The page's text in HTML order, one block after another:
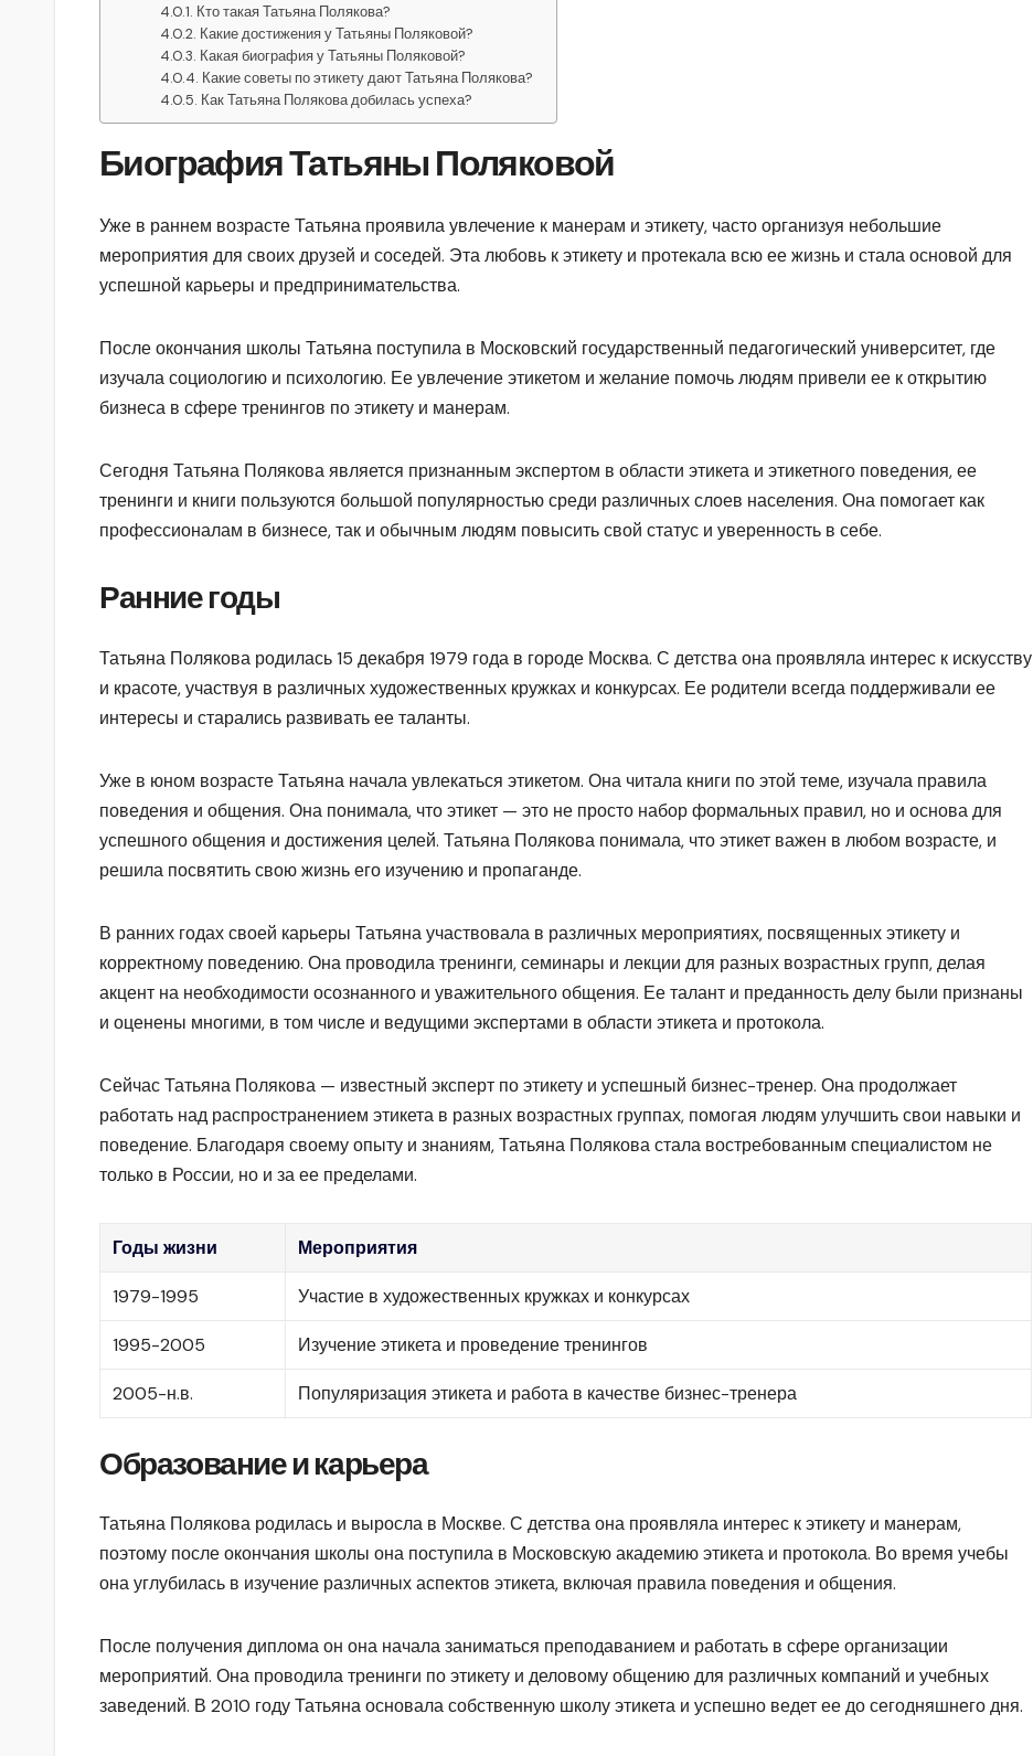
Кто такая Татьяна Полякова?
Какие достижения у Татьяны Поляковой?
Какая биография у Татьяны Поляковой?
Какие советы по этикету дают Татьяна Полякова?
Как Татьяна Полякова добилась успеха?
Биография Татьяны Поляковой
Уже в раннем возрасте Татьяна проявила увлечение к манерам и этикету, часто организуя небольшие
мероприятия для своих друзей и соседей. Эта любовь к этикету и протекала всю ее жизнь и стала основой для
успешной карьеры и предпринимательства.
После окончания школы Татьяна поступила в Московский государственный педагогический университет, где
изучала социологию и психологию. Ее увлечение этикетом и желание помочь людям привели ее к открытию
бизнеса в сфере тренингов по этикету и манерам.
Сегодня Татьяна Полякова является признанным экспертом в области этикета и этикетного поведения, ее
тренинги и книги пользуются большой популярностью среди различных слоев населения. Она помогает как
профессионалам в бизнесе, так и обычным людям повысить свой статус и уверенность в себе.
Ранние годы
Татьяна Полякова родилась 15 декабря 1979 года в городе Москва. С детства она проявляла интерес к искусству
и красоте, участвуя в различных художественных кружках и конкурсах. Ее родители всегда поддерживали ее
интересы и старались развивать ее таланты.
Уже в юном возрасте Татьяна начала увлекаться этикетом. Она читала книги по этой теме, изучала правила
поведения и общения. Она понимала, что этикет — это не просто набор формальных правил, но и основа для
успешного общения и достижения целей. Татьяна Полякова понимала, что этикет важен в любом возрасте, и
решила посвятить свою жизнь его изучению и пропаганде.
В ранних годах своей карьеры Татьяна участвовала в различных мероприятиях, посвященных этикету и
корректному поведению. Она проводила тренинги, семинары и лекции для разных возрастных групп, делая
акцент на необходимости осознанного и уважительного общения. Ее талант и преданность делу были признаны
и оценены многими, в том числе и ведущими экспертами в области этикета и протокола.
Сейчас Татьяна Полякова — известный эксперт по этикету и успешный бизнес-тренер. Она продолжает
работать над распространением этикета в разных возрастных группах, помогая людям улучшить свои навыки и
поведение. Благодаря своему опыту и знаниям, Татьяна Полякова стала востребованным специалистом не
только в России, но и за ее пределами.
Годы жизни Мероприятия
1979-1995 Участие в художественных кружках и конкурсах
1995-2005 Изучение этикета и проведение тренингов
2005-н.в. Популяризация этикета и работа в качестве бизнес-тренера
Образование и карьера
Татьяна Полякова родилась и выросла в Москве. С детства она проявляла интерес к этикету и манерам,
поэтому после окончания школы она поступила в Московскую академию этикета и протокола. Во время учебы
она углубилась в изучение различных аспектов этикета, включая правила поведения и общения.
После получения диплома он она начала заниматься преподаванием и работать в сфере организации
мероприятий. Она проводила тренинги по этикету и деловому общению для различных компаний и учебных
заведений. В 2010 году Татьяна основала собственную школу этикета и успешно ведет ее до сегодняшнего дня.